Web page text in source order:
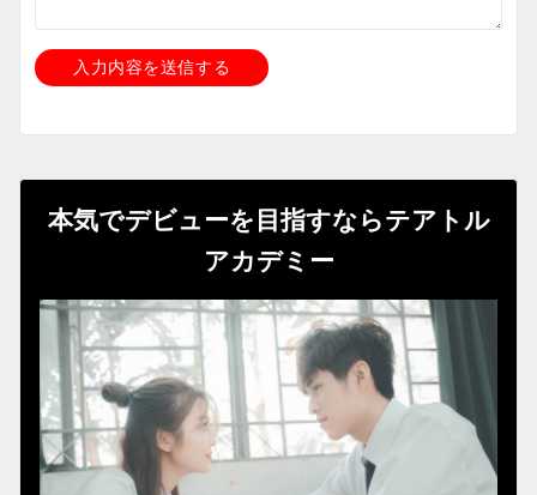
本気でデビューを目指すならテアトル
アカデミー